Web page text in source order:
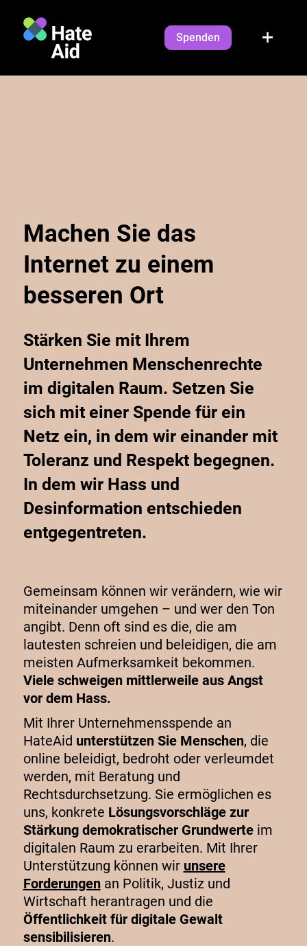
Spenden
Machen Sie das
Internet zu einem
besseren Ort
Stärken Sie mit Ihrem
Unternehmen Menschenrechte
im digitalen Raum. Setzen Sie
sich mit einer Spende für ein
Netz ein, in dem wir einander mit
Toleranz und Respekt begegnen.
In dem wir Hass und
Desinformation entschieden
entgegentreten.
Gemeinsam können wir verändern, wie wir
miteinander umgehen – und wer den Ton
angibt. Denn oft sind es die, die am
lautesten schreien und beleidigen, die am
meisten Aufmerksamkeit bekommen.
Viele schweigen mittlerweile aus Angst
vor dem Hass.
Mit Ihrer Unternehmensspende an
HateAid unterstützen SieMenschen, die
online beleidigt, bedroht oder verleumdet
werden, mit Beratung und
Rechtsdurchsetzung. Sie ermöglichen es
uns, konkrete Lösungsvorschläge zur
Stärkung demokratischer Grundwerteim
digitalen Raum zu erarbeiten. Mit Ihrer
Unterstützung können wir unsere
Forderungen an Politik, Justizund
Wirtschaft herantragen und die
Öffentlichkeit für digitale Gewalt
sensibilisieren.